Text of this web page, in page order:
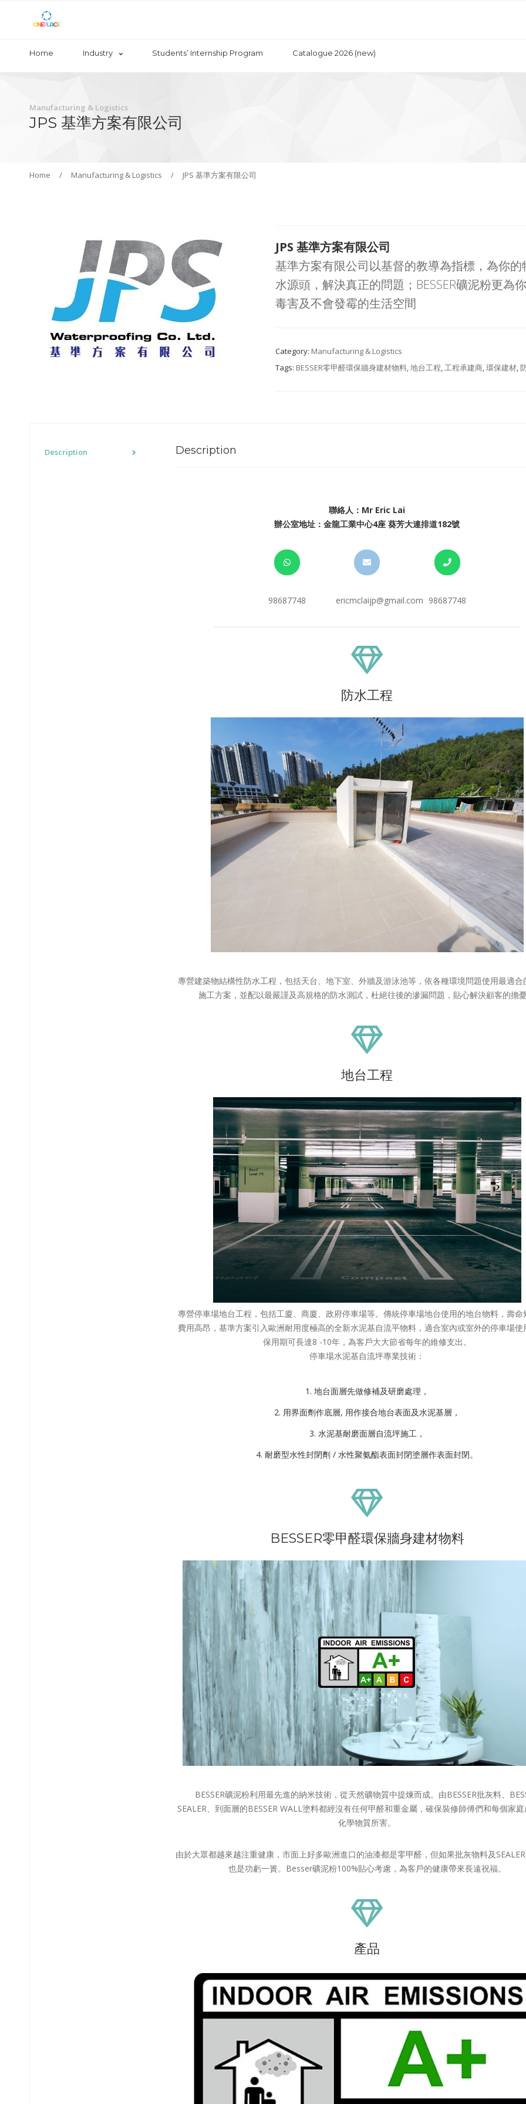
Home Industry Students’ Internship Program Catalogue 2026 (new)
Manufacturing & Logistics
JPS 基準方案有限公司
Home / Manufacturing & Logistics / JPS 基準方案有限公司
JPS 基準方案有限公司
基準方案有限公司以基督的教導為指標，為你
水源頭，解決真正的問題；BESSER礦泥粉更為
毒害及不會發霉的生活空間
Category: Manufacturing & Logistics
Tags: BESSER零甲醛環保牆身建材物料 ,地台工程 工程承建商 ,環保建材 ,
Description Description
聯絡人：Mr Eric Lai
辦公室地址：金龍工業中心4座 葵芳大連排道182號
98687748 ericmclaijp@gmail.com 98687748
防水工程
專營建築物結構性防水工程，包括天台、地下室、外牆及游泳池等，依各種環境問題使用最適合
施工方案，並配以最嚴謹及高規格的防水測試，杜絕往後的滲漏問題，貼心解決顧客的擔
地台工程
專營停車場地台工程，包括工廈、商廈、政府停車場等。傳統停車場地台使用的地台物料，壽命
費用高昂，基準方案引入歐洲耐用度極高的全新水泥基自流平物料，適合室內或室外的停車場使
保用期可長達8 -10年，為客戶大大節省每年的維修支出。
停車場水泥基自流坪專業技術：
地台面層先做修補及研磨處理，
用界面劑作底層, 用作接合地台表面及水泥基層，
水泥基耐磨面層自流坪施工，
耐磨型水性封閉劑 / 水性聚氨酯表面封閉塗層作表面封閉。
BESSER零甲醛環保牆身建材物料
BESSER礦泥粉利用最先進的納米技術，從天然礦物質中提煉而成。由BESSER批灰料、
SEALER、到面層的BESSER WALL塗料都經沒有任何甲醛和重金屬，確保裝修師傅們和每個家
化學物質所害。
由於大眾都越來越注重健康，市面上好多歐洲進口的油漆都是零甲醛，但如果批灰物料及
也是功虧一簣。Besser礦泥粉100%貼心考慮，為客戶的健康帶來長遠祝福。
產品